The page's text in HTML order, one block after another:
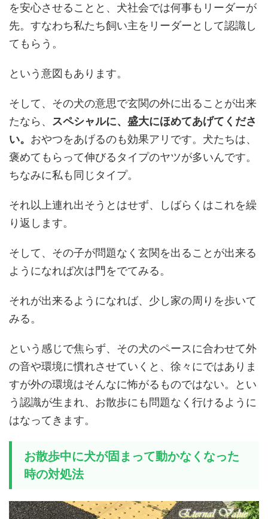
を安心させることと、犬社会では何事もリーダーが
先。すなわち私たち飼い主をリーダーとして認識し
てもらう。
という意図もあります。
そして、その犬の意思で玄関の外に出ることが出来
たなら、 スペシャルに、盛大にほめてあげてくださ
い。 おやつをあげるのも効果アリです。犬たちは、
褒めてもらって伸びるタイプのヤツが多いんです。
ちなみに私も同じタイプ。
それ以上連れ出そうとはせず、しばらくはこれを繰
り返します。
そして、その子が問題なく玄関を出ることが出来る
ようになれば次は門をでてみる。
それが出来るようになれば、少し家の周りを歩いて
みる。
という感じで焦らず、その犬のペースに合わせて外
の音や環境に慣れさせていくと、徐々にではありま
すが外の環境はそんなに怖がるものではない。とい
う認識が生まれ、お散歩にも問題なく行けるように
はなってきます。
お散歩中に犬が固まって動かなくなった
時の対処法